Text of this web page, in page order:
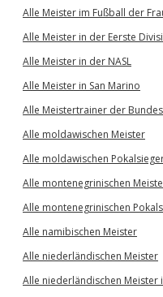
Alle Meister im Fußball der
Alle Meister in der Eerste
Alle Meister in der NASL
Alle Meister in San Marino
Alle Meistertrainer der
Alle moldawischen Meister
Alle moldawischen
Alle montenegrinischen
Alle montenegrinischen
Alle namibischen Meister
Alle niederländischen Meister
Alle niederländischen Meister